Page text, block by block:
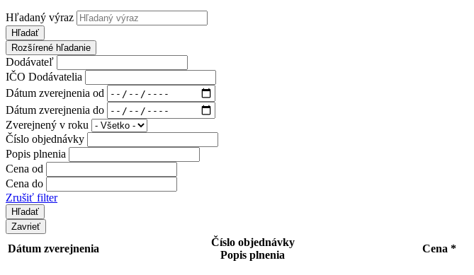
Hľadaný výraz
Hľadať
Rozšírené hľadanie
Dodávateľ
IČO Dodávatelia
Dátum zverejnenia od
Dátum zverejnenia do
Zverejnený v roku
Číslo objednávky
Popis plnenia
Cena od
Cena do
Zrušiť filter
Zavrieť
Dátum zverejnenia
Číslo objednávky
Popis plnenia
Cena *